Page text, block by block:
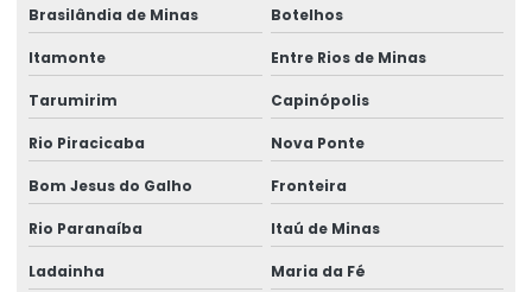
Programa de inclusão de afastados
Reinclusão de afastados
Serviço de assessoria sst
Serviço de assistência pericial
Brasilândia de Minas Botelhos
Itamonte Entre Rios de Minas
Tarumirim Capinópolis
Rio Piracicaba Nova Ponte
Bom Jesus do Galho Fronteira
Rio Paranaíba Itaú de Minas
Ladainha Maria da Fé